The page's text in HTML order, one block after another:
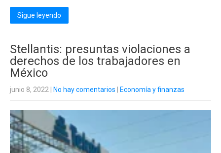
Sigue leyendo
Stellantis: presuntas violaciones a
derechos de los trabajadores en
México
junio 8, 2022 No hay comentarios Economía y finanzas